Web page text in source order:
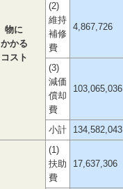
物に
かかる
コスト
(2)
維持
補修
費
4,867,726
(3)
減価
償却
費
103,065,036
小計 134,582,043
(1)
扶助
費
17,637,306